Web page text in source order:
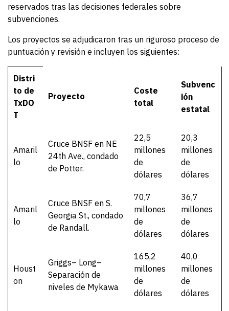
reservados tras las decisiones federales sobre
subvenciones.
Los proyectos se adjudicaron tras un riguroso proceso de
puntuación y revisión e incluyen los siguientes:
Distri
to de
TxDO
T
Proyecto
Coste
total
Subvenc
ión
estatal
Amaril
lo
Cruce BNSF en NE
24th Ave., condado
de Potter.
22,5
millones
de
dólares
20,3
millones
de
dólares
Amaril
lo
Cruce BNSF en S.
Georgia St., condado
de Randall.
70,7
millones
de
dólares
36,7
millones
de
dólares
Houst
on
Griggs– Long–
Separación de
niveles de Mykawa
165,2
millones
de
dólares
40,0
millones
de
dólares